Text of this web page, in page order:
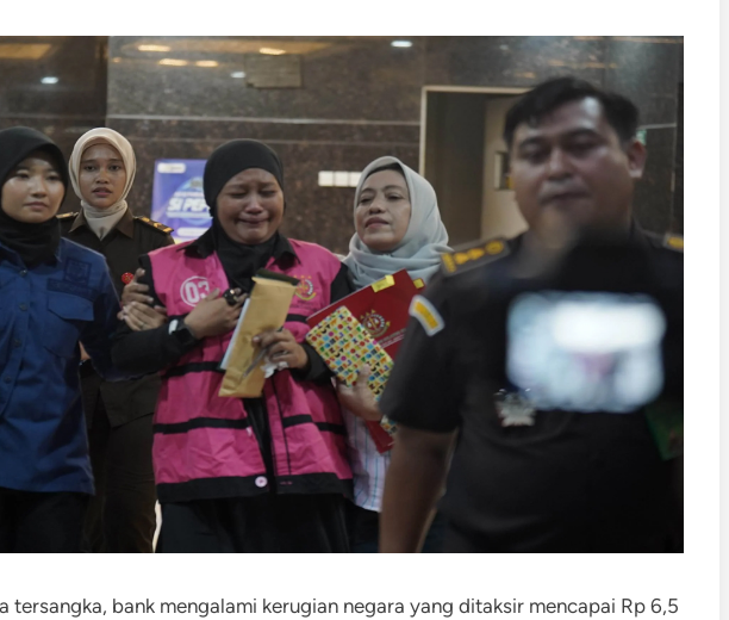
tersangka, bank mengalami kerugian negara yang ditaksir mencapai Rp 6,5